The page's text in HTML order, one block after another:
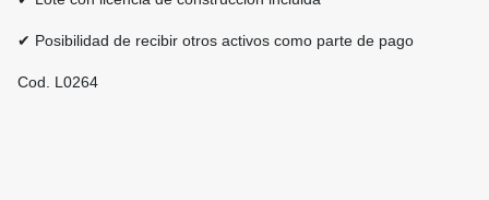
✔ Posibilidad de recibir otros activos como parte de pago
Cod. L0264